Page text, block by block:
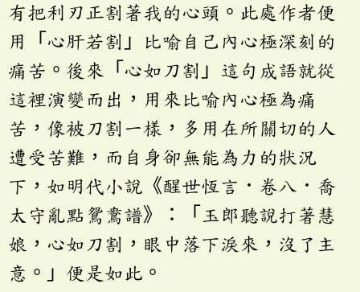
有把利刃正割著我的心頭。此處作者便
用「心肝若割」比喻自己內心極深刻的
痛苦。後來「心如刀割」這句成語就從
這裡演變而出，用來比喻內心極為痛
苦，像被刀割一樣，多用在所關切的人
遭受苦難，而自身卻無能為力的狀況
下，如明代小說《醒世恆言．卷八．喬
太守亂點鴛鴦譜》：「玉郎聽說打著慧
娘，心如刀割，眼中落下淚來，沒了主
意。」便是如此。